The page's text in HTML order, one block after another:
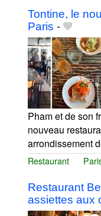
Tontine, le
Paris -
Pham et de son
nouveau
arrondissement
Restaurant
Restaurant
assiettes aux